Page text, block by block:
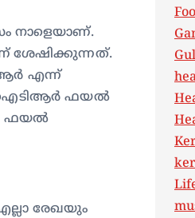
നാളെയാണ്.
ശേഷിക്കുന്നത്.
എന്ന്
ഐടിആർ ഫയൽ
ഫയൽ
രേഖയും